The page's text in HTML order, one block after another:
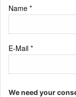
Name *
E-Mail *
We need your